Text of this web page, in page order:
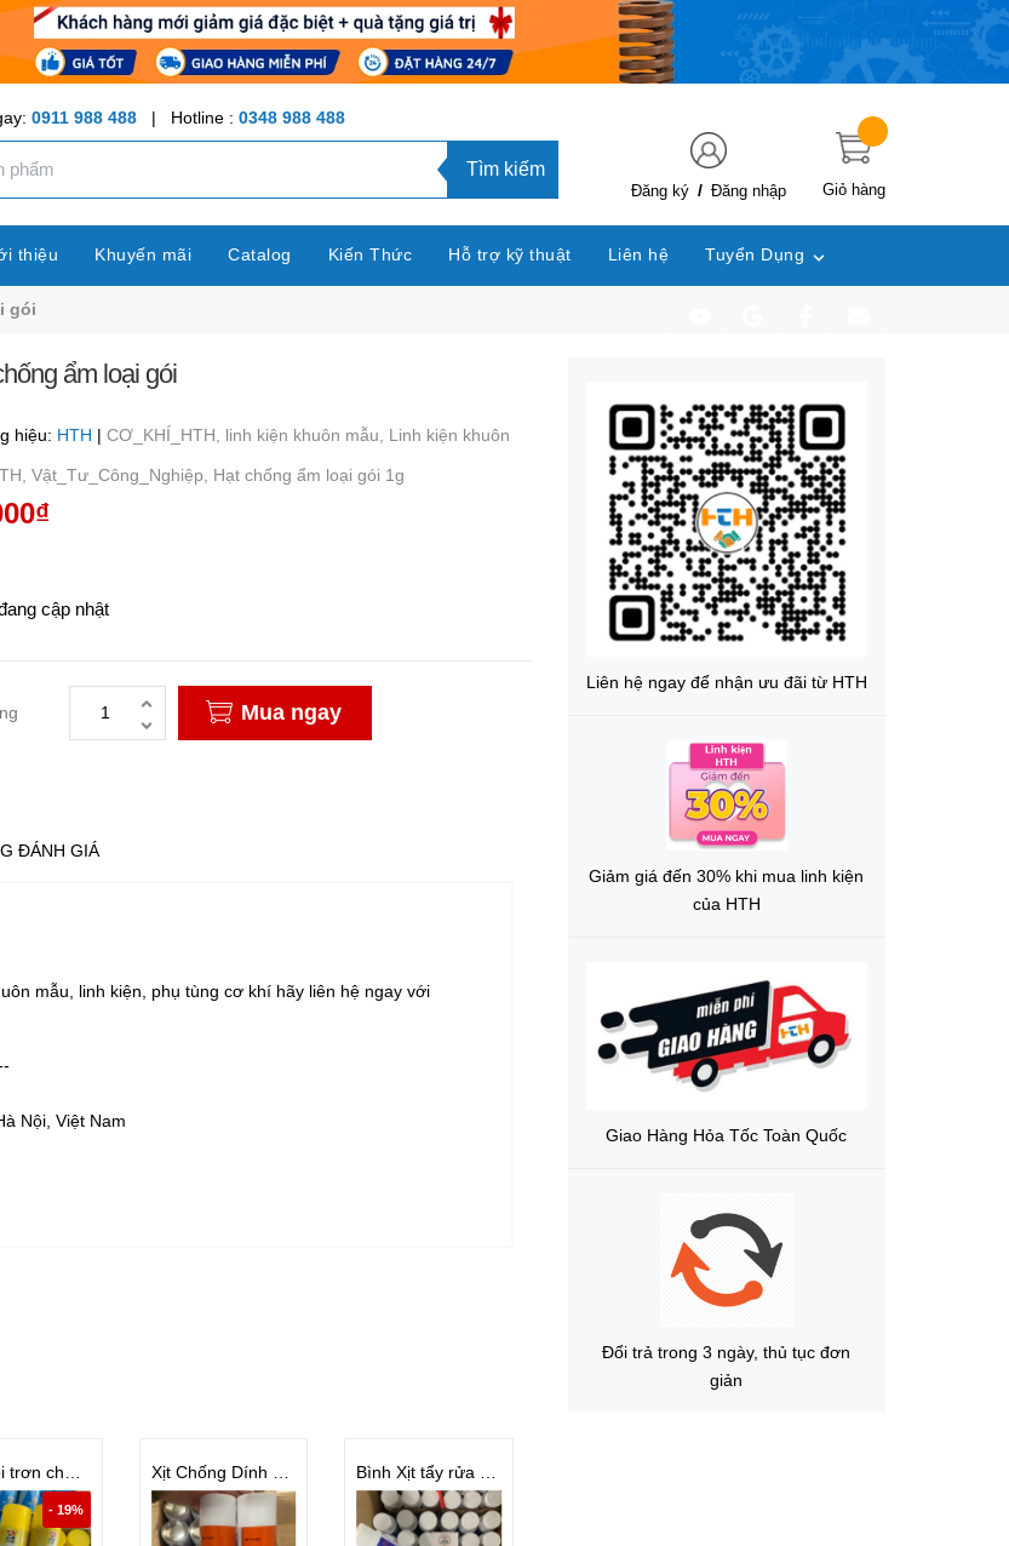
Giỏ hàng
Đăng ký / Đăng nhập
0911 988 488 | Hotline : 0348 988 488
Tìm kiếm
thiệu Khuyến mãi Catalog Kiến Thức Hỗ trợ kỹ thuật Liên hệ Tuyển Dụng
gói
ẩm loại gói
hiệu: HTH | CƠ_KHÍ_HTH, linh kiện khuôn mẫu, Linh kiện khuôn
Vật_Tư_Công_Nghiệp, Hạt chống ẩm loại gói 1g
cập nhật
Mua ngay
ĐÁNH GIÁ
mẫu, linh kiện, phụ tùng cơ khí hãy liên hệ ngay với
Nội, Việt Nam
- 19%
Liên hệ ngay để nhận ưu đãi từ HTH
Giảm giá đến 30% khi mua linh kiện
của HTH
Giao Hàng Hỏa Tốc Toàn Quốc
Đổi trả trong 3 ngày, thủ tục đơn
giản